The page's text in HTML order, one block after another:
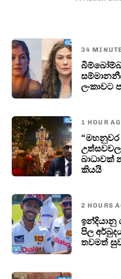
34
ලංකාවට
1 HOUR
“මහනුවර
බාධාවක්
කියයි
2 HOURS
ඉන්දියානු
පිල
තවමත්